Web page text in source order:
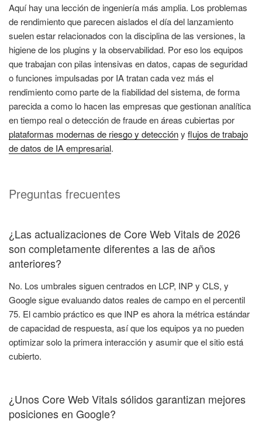
Aquí hay una lección de ingeniería más amplia. Los problemas
de rendimiento que parecen aislados el día del lanzamiento
suelen estar relacionados con la disciplina de las versiones, la
higiene de los plugins y la observabilidad. Por eso los equipos
que trabajan con pilas intensivas en datos, capas de seguridad
o funciones impulsadas por IA tratan cada vez más el
rendimiento como parte de la fiabilidad del sistema, de forma
parecida a como lo hacen las empresas que gestionan analítica
en tiempo real o detección de fraude en áreas cubiertas por
plataformas modernas de riesgo y deteccióny flujos de trabajo
de datos de IA empresarial.
Preguntas frecuentes
¿Las actualizaciones de Core Web Vitals de 2026
son completamente diferentes a las de años
anteriores?
No. Los umbrales siguen centrados en LCP, INP y CLS, y
Google sigue evaluando datos reales de campo en el percentil
75. El cambio práctico es que INP es ahora la métrica estándar
de capacidad de respuesta, así que los equipos ya no pueden
optimizar solo la primera interacción y asumir que el sitio está
cubierto.
¿Unos Core Web Vitals sólidos garantizan mejores
posiciones en Google?